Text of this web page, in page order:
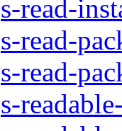
read-
read-
read-